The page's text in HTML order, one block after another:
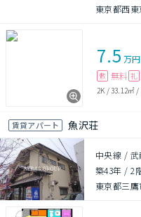
東京都西
7.5 万円
敷 無料 礼
2K /33.12㎡ /
賃貸アパート 魚沢荘
中央線 /
築43年 /2
東京都三